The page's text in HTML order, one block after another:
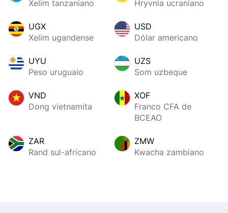
Xelim tanzaniano
Hryvnia ucraniano
UGX
Xelim ugandense
USD
Dólar americano
UYU
Peso uruguaio
UZS
Som uzbeque
VND
Dong vietnamita
XOF
Franco CFA de
BCEAO
ZAR
Rand sul-africano
ZMW
Kwacha zambiano